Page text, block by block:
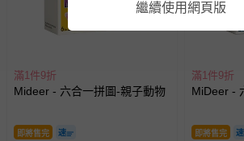
滿1件9折
Mideer - 六合一拼圖-親子動物
即將售完
滿1件9折
MiDeer -
即將售完
繼續使用網頁版